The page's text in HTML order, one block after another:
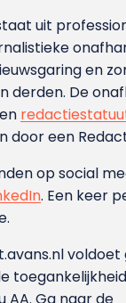
uit
en
derden. De
door een
op social
. Een keer
AA. Ga naar de